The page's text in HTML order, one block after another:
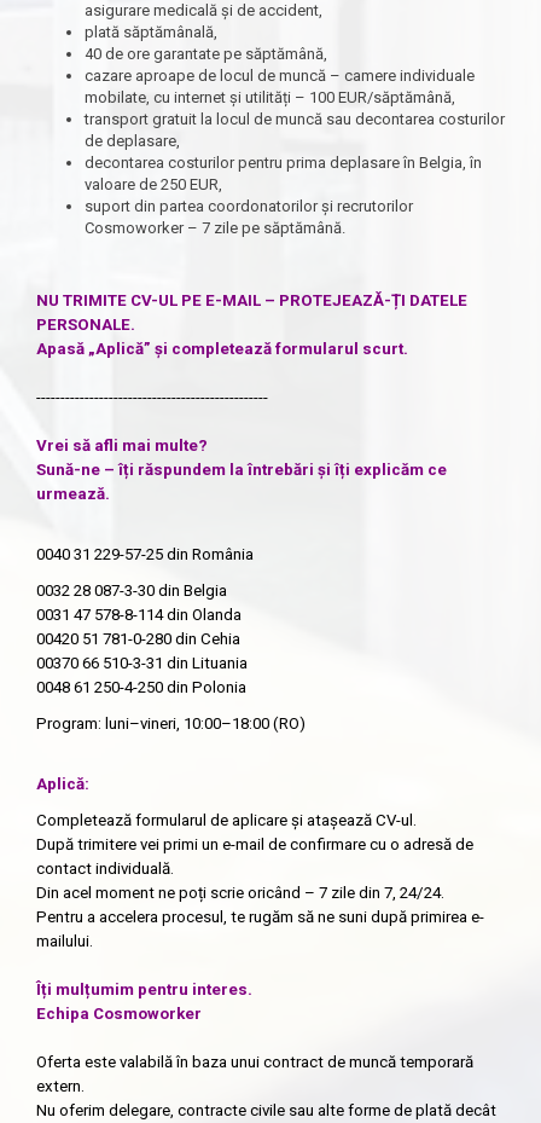
asigurare medicală și de accident,
plată săptămânală,
40 de ore garantate pe săptămână,
cazare aproape de locul de muncă – camere individuale
mobilate, cu internet și utilități – 100 EUR/săptămână,
transport gratuit la locul de muncă sau decontarea costurilor
de deplasare,
decontarea costurilor pentru prima deplasare în Belgia, în
valoare de 250 EUR,
suport din partea coordonatorilor și recrutorilor
Cosmoworker – 7 zile pe săptămână.
NU TRIMITE CV-UL PE E-MAIL – PROTEJEAZĂ-ȚI DATELE
PERSONALE.
Apasă „Aplică” și completează formularul scurt.
------------------------------------------------
Vrei să afli mai multe?
Sună-ne – îți răspundem la întrebări și îți explicăm ce
urmează.
0040 31 229-57-25 din România
0032 28 087-3-30 din Belgia
0031 47 578-8-114din Olanda
00420 51 781-0-280 din Cehia
00370 66 510-3-31 din Lituania
0048 61 250-4-250 din Polonia
Program: luni–vineri, 10:00–18:00 (RO)
Aplică:
Completează formularul de aplicare și atașează CV-ul.
După trimitere vei primi un e-mail de confirmare cu o adresă de
contact individuală.
Din acel moment ne poți scrie oricând – 7 zile din 7, 24/24.
Pentru a accelera procesul, te rugăm să ne suni după primirea e-
mailului.
Îți mulțumim pentru interes.
Echipa Cosmoworker
Oferta este valabilă în baza unui contract de muncă temporară
extern.
Nu oferim delegare, contracte civile sau alte forme de plată decât